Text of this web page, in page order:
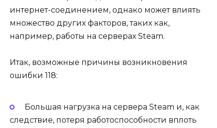
интернет-соединением, однако может влиять
множество других факторов, таких как,
например, работы на серверах Steam.
Итак, возможные причины возникновения
ошибки 118:
Большая нагрузка на сервера Steam и, как
следствие, потеря работоспособности вплоть